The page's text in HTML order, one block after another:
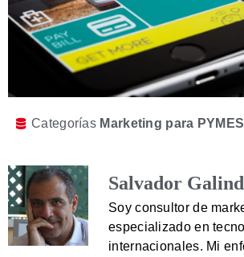
Categorías Marketing para PYMES
Salvador
Soy consultor de
especializado en
internacionales. Mi